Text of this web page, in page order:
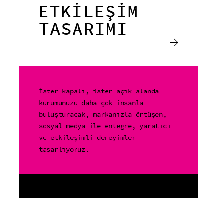
ETKİLEŞİM
TASARIMI
İster kapalı, ister açık alanda
kurumunuzu daha çok insanla
buluşturacak, markanızla örtüşen,
sosyal medya ile entegre, yaratıcı
ve etkileşimli deneyimler
tasarlıyoruz.